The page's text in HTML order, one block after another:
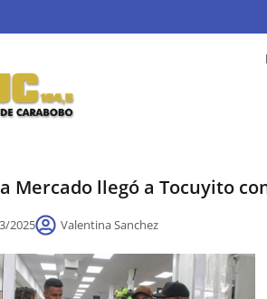
Mercado llegó a Tocuyito
2025 Valentina Sanchez